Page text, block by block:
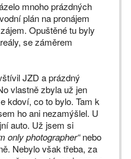
mnoho prázdných
plán na pronájem
Opuštěné tu byly
se záměrem
JZD a prázdný
vlastně zbyla už jen
kdoví, co to bylo. Tam k
ho ani nezamýšlel. U
auto. Už jsem si
only photographer“nebo
Nebylo však třeba, za